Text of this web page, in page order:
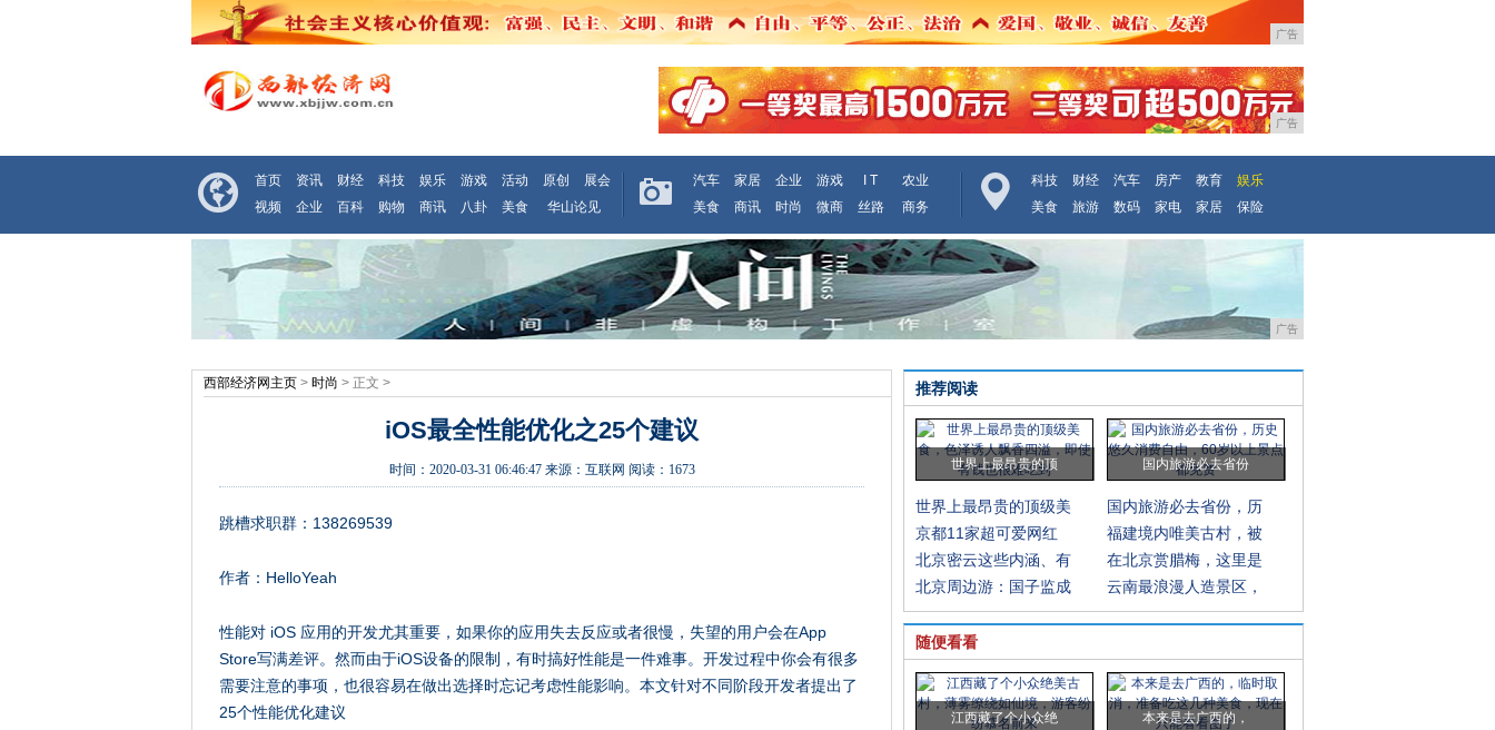
广告
广告
首页 资讯 财经 科技 娱乐 游戏 活动 原创
展会
视频
企业 百科 购物 商讯 八卦 美食 华山论见
汽车 家居 企业 游戏 I T
农业
美食
商讯 时尚 微商 丝路 商务
科技 财经 汽车 房产 教育
娱乐
美食
旅游 数码 家电 家居 保险
广告
西部经济网主页 > 时尚 > 正文 >
iOS最全性能优化之25个建议
时间： 2020-03-31 06:46:47来源： 互联网 阅读：1673
跳槽求职群：138269539
作者：HelloYeah
性能对 iOS 应用的开发尤其重要，如果你的应用失去反应或者很慢，失望的用户会在App
Store写满差评。然而由于iOS设备的限制，有时搞好性能是一件难事。开发过程中你会有很多
需要注意的事项，也很容易在做出选择时忘记考虑性能影响。本文针对不同阶段开发者提出了
25个性能优化建议
推荐阅读
世界上最昂贵的顶 国内旅游必去省份
世界上最昂贵的顶级美
国内旅游必去省份，历
京都11家超可爱网红
福建境内唯美古村，被
北京密云这些内涵、有
在北京赏腊梅，这里是
北京周边游：国子监成
云南最浪漫人造景区，
随便看看
江西藏了个小众绝 本来是去广西的，